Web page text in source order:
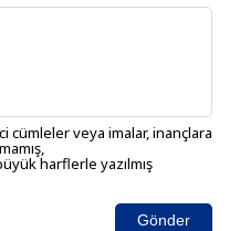
cümleler veya imalar, inançlara
harflerle yazılmış
Gönder